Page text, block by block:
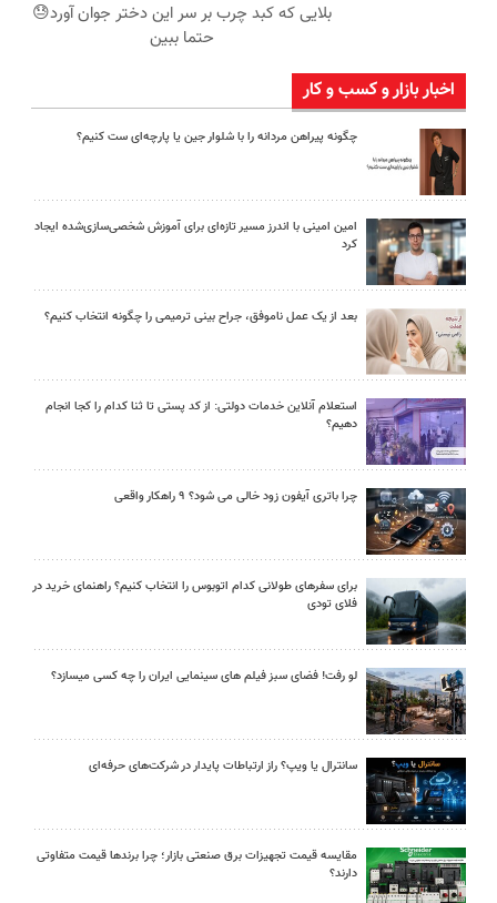
بلایی که کبد چرب بر سر این دختر جوان آورد😓
حتما ببین
اخبار بازار و کسب و کار
چگونه پیراهن مردانه را با شلوار جین یا پارچه‌ای ست کنیم؟
امین امینی با اندرز مسیر تازه‌ای برای آموزش شخصی‌سازی‌شده ایجاد
کرد
بعد از یک عمل ناموفق، جراح بینی ترمیمی را چگونه انتخاب کنیم؟
استعلام آنلاین خدمات دولتی: از کد پستی تا ثنا کدام را کجا انجام
دهیم؟
چرا باتری آیفون زود خالی می شود؟ ۹ راهکار واقعی
برای سفرهای طولانی کدام اتوبوس را انتخاب کنیم؟ راهنمای خرید در
فلای تودی
لو رفت! فضای سبز فیلم های سینمایی ایران را چه کسی میسازد؟
سانترال یا ویپ؟ راز ارتباطات پایدار در شرکت‌های حرفه‌ای
مقایسه قیمت تجهیزات برق صنعتی بازار؛ چرا برندها قیمت متفاوتی
دارند؟